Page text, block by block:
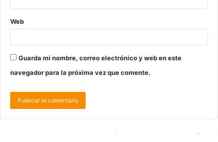
Web
Guarda mi nombre, correo electrónico y web en este
navegador para la próxima vez que comente.